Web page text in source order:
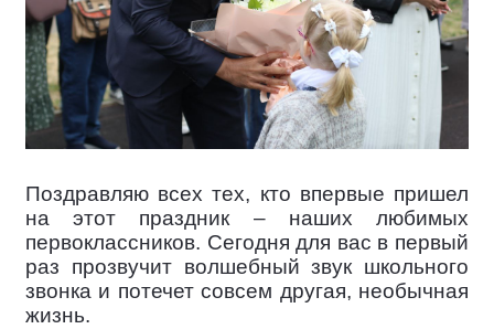
Поздравляю всех тех, кто впервые пришел
на этот праздник – наших любимых
первоклассников. Сегодня для вас в первый
раз прозвучит волшебный звук школьного
звонка и потечет совсем другая, необычная
жизнь.